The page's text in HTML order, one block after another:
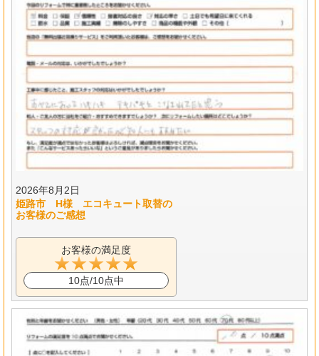
2026年8月2日
姫路市 H様 エコキュート取替の
お客様のご感想
お客様の満足度
10点/10点中